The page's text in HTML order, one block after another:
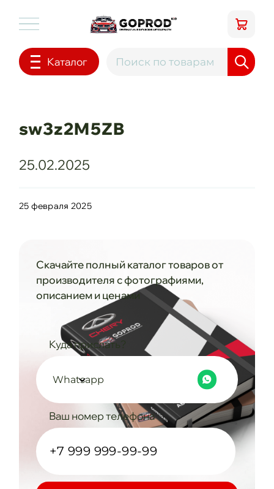
Каталог
sw3z2M5ZB
25.02.2025
25 февраля 2025
Скачайте полный каталог товаров от
производителя с фотографиями,
описанием и ценами
Куда прислать?
Whatsapp
Ваш номер телефона